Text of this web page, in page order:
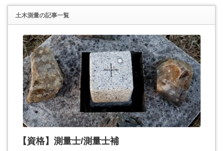
土木測量の記事一覧
【資格】測量士/測量士補